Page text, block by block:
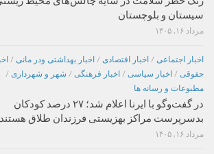
سیستان و بلوچستان
مرداد ۱۶, ۱۴۰۵
اخبار اجتماعی / اخبار اقتصادی / اخبار بهداشتی ودر مانی /
حقوقی / اخبار سیاسی / اخبار فرهنگی / شهر و شهرداری /
مطبوعات و رسانه ها
در گفت‌وگو با ایرنا اعلام شد؛ ۲۷ درصد کودکان
بدسرپرست مراکز بهزیستی فرزندان طلاق هستند
مرداد ۱۶, ۱۴۰۵